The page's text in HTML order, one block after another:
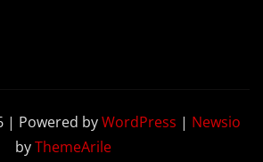
| Powered byWordPress | Newsio
byThemeArile